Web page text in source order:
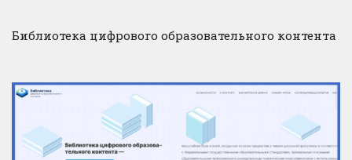
Библиотека цифрового образовательного контента